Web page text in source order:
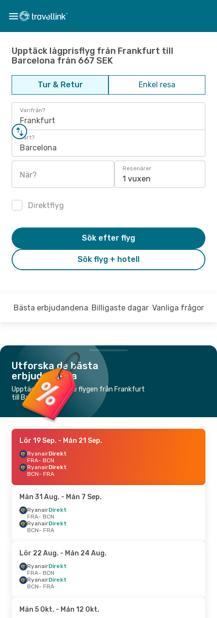
Upptäck lågprisflyg från Frankfurt till
Barcelona från 667 SEK
Tur & Retur Enkel resa
Varifrån?
Frankfurt
Vart?
Barcelona
När?
Resenärer
1 vuxen
Direktflyg
Sök flyg + hotell
Sök efter flyg
Bästa erbjudandena Billigaste dagar Vanliga frågor
Utforska de bästa
erbjudandena
Upptäck de billigaste flygen från Frankfurt
till Barcelona
Lör 19 Sep. - Mån 21 Sep.
RyanairDirekt
FRA- BCN
RyanairDirekt
BCN- FRA
Mån 31 Aug. - Mån 7 Sep.
RyanairDirekt
FRA- BCN
RyanairDirekt
BCN- FRA
Lör 22 Aug. - Mån 24 Aug.
RyanairDirekt
FRA- BCN
RyanairDirekt
BCN- FRA
Mån 5 Okt. - Mån 12 Okt.